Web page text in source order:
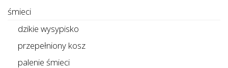
śmieci
dzikie wysypisko
przepełniony kosz
palenie śmieci